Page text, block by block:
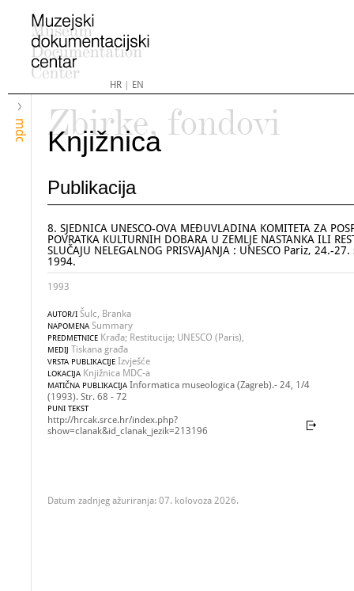
HR| EN
mdc
Zbirke, fondovi
Knjižnica
Publikacija
8. SJEDNICA UNESCO-OVA MEĐUVLADINA KOMITETA ZA
POVRATKA KULTURNIH DOBARA U ZEMLJE NASTANKA ILI
SLUČAJU NELEGALNOG PRISVAJANJA : UNESCO Pariz, 24.-
1994.
1993
AUTOR/I Šulc, Branka
NAPOMENA Summary
PREDMETNICE Krađa; Restitucija; UNESCO (Paris),
MEDIJ Tiskana građa
VRSTA PUBLIKACIJE Izvješće
LOKACIJA Knjižnica MDC-a
MATIČNA PUBLIKACIJA Informatica museologica (Zagreb).- 24, 1/4
(1993). Str. 68 - 72
PUNI TEKST
http://hrcak.srce.hr/index.php?
show=clanak&id_clanak_jezik=213196
Datum zadnjeg ažuriranja: 07. kolovoza 2026.